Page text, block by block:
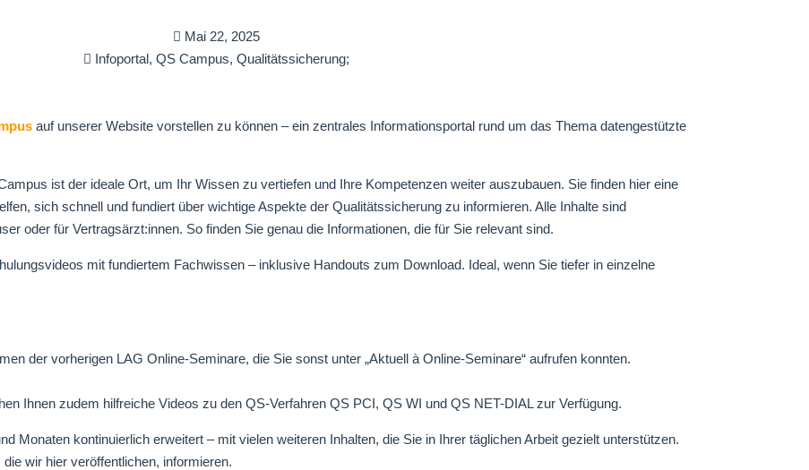
Mai 22, 2025
Infoportal, QS Campus, Qualitätssicherung;
auf unserer Website vorstellen zu können – ein zentrales Informationsportal rund um das Thema datengestützte
ist der ideale Ort, um Ihr Wissen zu vertiefen und Ihre Kompetenzen weiter auszubauen. Sie finden hier eine
sich schnell und fundiert über wichtige Aspekte der Qualitätssicherung zu informieren. Alle Inhalte sind
oder für Vertragsärzt:innen. So finden Sie genau die Informationen, die für Sie relevant sind.
mit fundiertem Fachwissen – inklusive Handouts zum Download. Ideal, wenn Sie tiefer in einzelne
der vorherigen LAG Online-Seminare, die Sie sonst unter „Aktuell à Online-Seminare“ aufrufen konnten.
Ihnen zudem hilfreiche Videos zu den QS-Verfahren QS PCI, QS WI und QS NET-DIAL zur Verfügung.
Monaten kontinuierlich erweitert – mit vielen weiteren Inhalten, die Sie in Ihrer täglichen Arbeit gezielt unterstützen.
wir hier veröffentlichen, informieren.